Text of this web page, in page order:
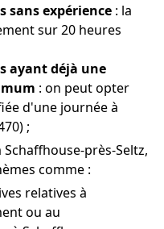
sans expérience : la
sur 20 heures
ayant déjà une
: on peut opter
d'une journée à
;
près-Seltz,
comme :
relatives à
ou au